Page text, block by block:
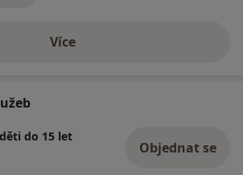
Víceo zkušenostech
do 15 let
Objednat se